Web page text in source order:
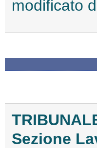
modificato
Sezione